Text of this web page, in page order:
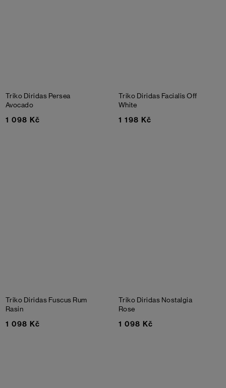
Triko Diridas Persea
Avocado
1 098 Kč
Triko Diridas FacialisOff
White
1 198 Kč
Triko Diridas Fuscus Rum
Rasin
1 098 Kč
Triko Diridas Nostalgia
Rose
1 098 Kč